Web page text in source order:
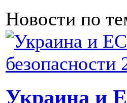
Новости по
Украина и